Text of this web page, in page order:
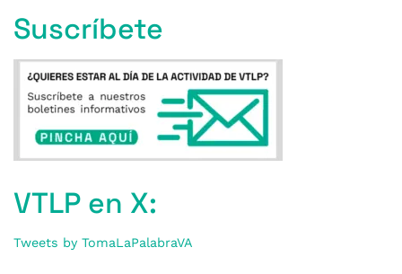
Suscríbete
VTLP en X:
Tweets by TomaLaPalabraVA